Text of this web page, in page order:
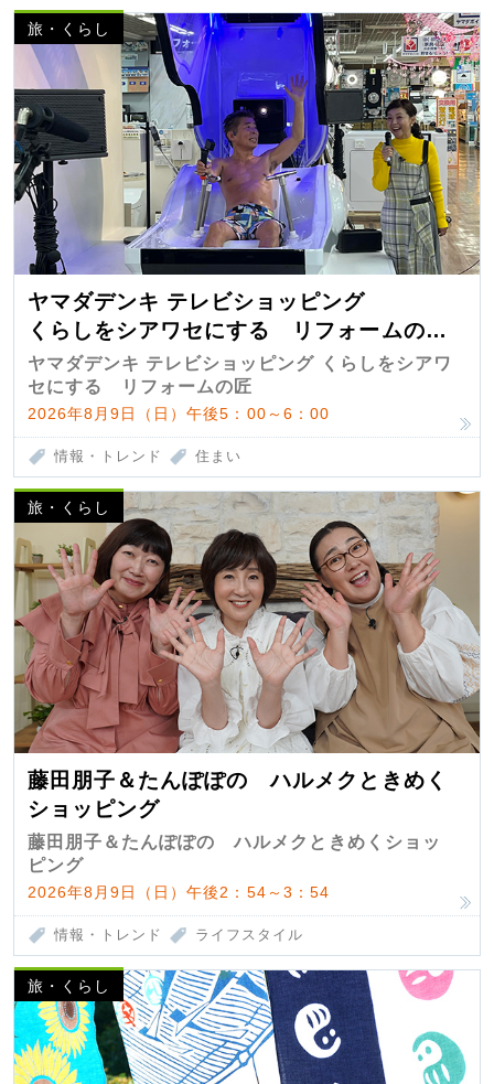
旅・くらし
ヤマダデンキ テレビショッピング
くらしをシアワセにする リフォームの
匠 第7弾
ヤマダデンキ テレビショッピング くらしをシアワ
セにする リフォームの匠
2026年8月9日（日）午後5：00～6：00
情報・トレンド 住まい
旅・くらし
藤田朋子＆たんぽぽの ハルメクときめく
ショッピング
藤田朋子＆たんぽぽの ハルメクときめくショッ
ピング
2026年8月9日（日）午後2：54～3：54
情報・トレンド ライフスタイル
旅・くらし